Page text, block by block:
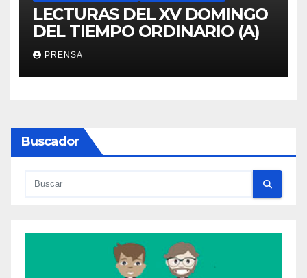
LECTURAS DEL XV DOMINGO
DEL TIEMPO ORDINARIO (A)
PRENSA
Buscador